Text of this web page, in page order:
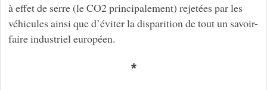
à effet de serre (le CO2 principalement) rejetées par les
véhicules ainsi que d’éviter la disparition de tout un savoir-
faire industriel européen.
*